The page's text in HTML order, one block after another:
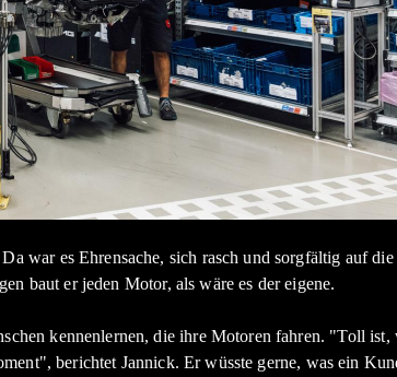
war es Ehrensache, sich rasch und sorgfältig auf
baut er jeden Motor, als wäre es der eigene.
kennenlernen, die ihre Motoren fahren. "Toll
berichtet Jannick. Er wüsste gerne, was ein